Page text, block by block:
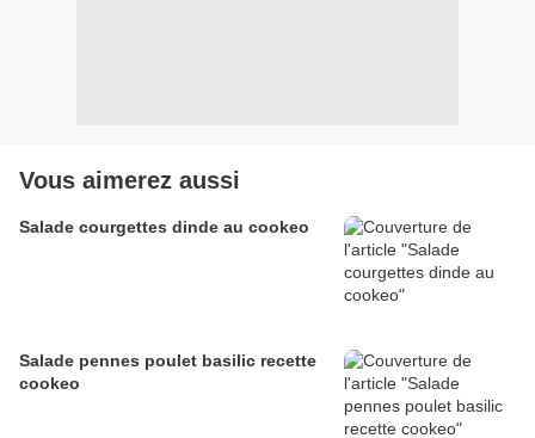
Vous aimerez aussi
Salade courgettes dinde au cookeo
Salade pennes poulet basilic recette
cookeo